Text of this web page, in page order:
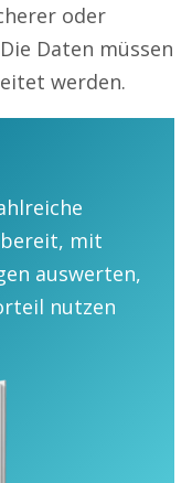
oder
Daten müssen
werden.
bereit, mit
auswerten,
nutzen